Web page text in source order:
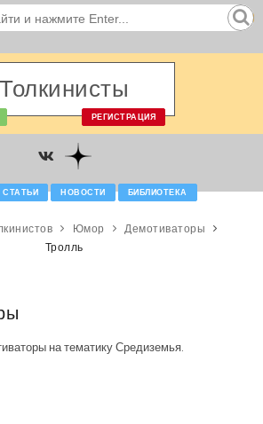
Толкинисты
РЕГИСТРАЦИЯ
СТАТЬИ НОВОСТИ БИБЛИОТЕКА
Юмор
Демотиваторы
Тролль
на тематику Средиземья.